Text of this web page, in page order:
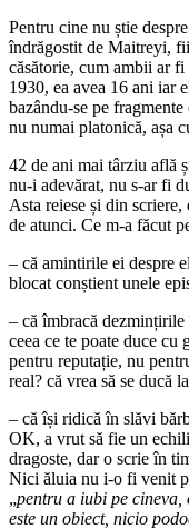
Pentru cine nu știe
îndrăgostit de Maitreyi,
căsătorie, cum ambii ar
1930, ea avea 16 ani iar
bazându-se pe
nu numai platonică, așa
42 de ani mai târziu află
nu-i adevărat, nu s-ar fi
Asta reiese și din
de atunci. Ce m-a făcut
– că amintirile ei despre
blocat conștient unele
– că îmbracă
ceea ce te poate duce cu
pentru reputație, nu
real? că vrea să se ducă
– că își ridică în slăvi
OK, a vrut să fie un
dragoste, dar o scrie în
Nici ăluia nu i-o fi venit
„pentru a iubi pe
este un obiect, nicio